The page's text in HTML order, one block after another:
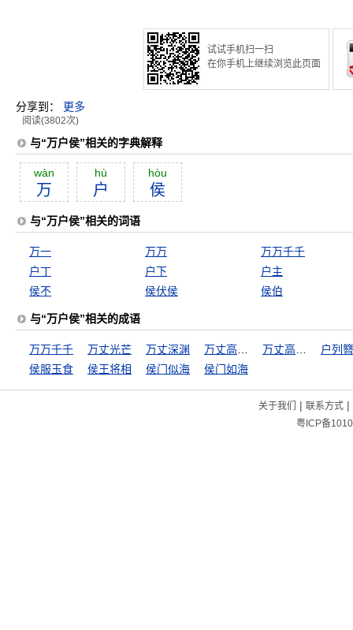
试试手机扫一扫
在你手机上继续浏览此页面
分享到： 更多
阅读(3802次)
与“万户侯”相关的字典解释
wàn
万
hù
户
hòu
侯
与“万户侯”相关的词语
万一 万万
万万千千
户丁
户下
户主
侯不
侯伏侯 侯伯
与“万户侯”相关的成语
万万千千 万丈光芒 万丈深渊
户列
侯服玉食
侯王将相 侯门似海 侯门如海
关于我们 | 联系方式|
粤ICP备